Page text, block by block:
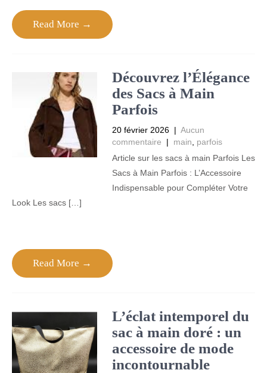
Read More →
Découvrez l’Élégance
des Sacs à Main
Parfois
20 février 2026 | Aucun
commentaire
| main
parfois
Article sur les sacs à main Parfois Les
Sacs à Main Parfois : L’Accessoire
Indispensable pour Compléter Votre
Look Les sacs […]
Read More →
L’éclat intemporel du
sac à main doré : un
accessoire de mode
incontournable